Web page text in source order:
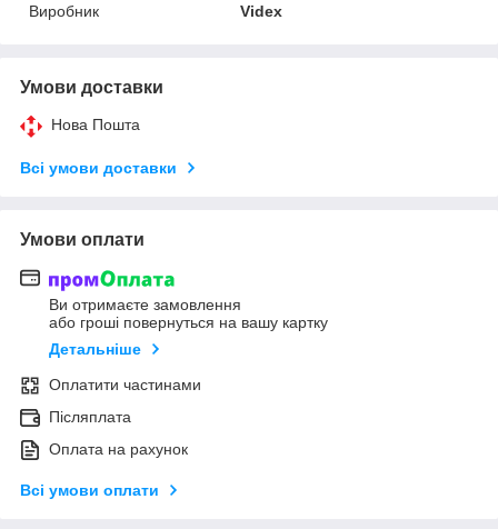
Виробник
Videx
Умови доставки
Нова Пошта
Всі умови доставки
Умови оплати
Ви отримаєте замовлення
або гроші повернуться на вашу картку
Детальніше
Оплатити частинами
Післяплата
Оплата на рахунок
Всі умови оплати